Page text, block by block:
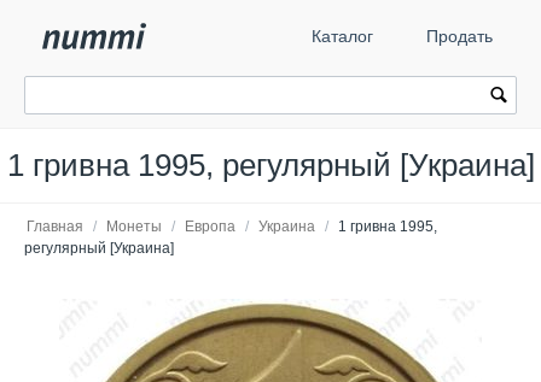
Каталог Продать
1 гривна 1995, регулярный [Украина]
Главная / Монеты / Европа / Украина /
1 гривна 1995,
регулярный [Украина]